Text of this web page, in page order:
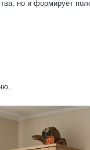
но и формирует